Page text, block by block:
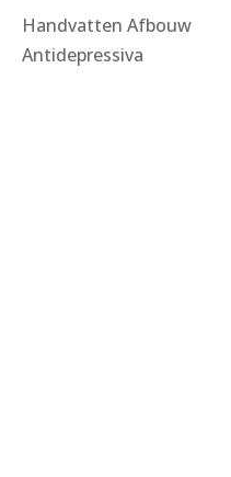
Handvatten Afbouw
Antidepressiva